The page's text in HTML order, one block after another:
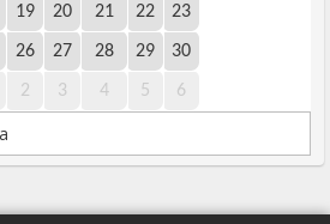
19 20 21 22 23
26 27 28 29 30
2 3 4 5 6